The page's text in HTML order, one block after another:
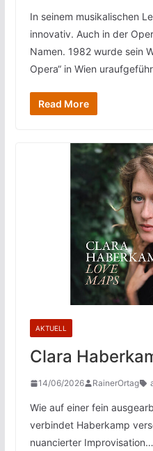
In seinem musikalischen
innovativ. Auch in der
Namen. 1982 wurde sein
Opera“ in Wien
Read More
AKTUELL
Clara
14/06/2026 RainerOrtag
Wie auf einer fein
verbindet Haberkamp
nuancierter Improvisation…